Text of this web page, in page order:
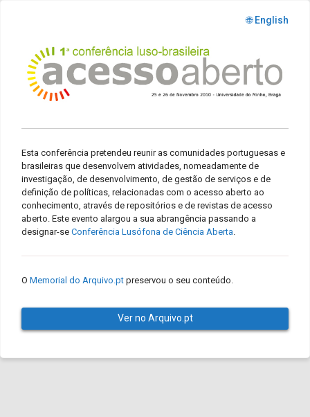
🌐 English
Esta conferência pretendeu reunir as comunidades portuguesas e
brasileiras que desenvolvem atividades, nomeadamente de
investigação, de desenvolvimento, de gestão de serviços e de
definição de políticas, relacionadas com o acesso aberto ao
conhecimento, através de repositórios e de revistas de acesso
aberto. Este evento alargou a sua abrangência passando a
designar-se Conferência Lusófona de Ciência Aberta
O Memorial do Arquivo.pt preservou o seu conteúdo.
Ver no Arquivo.pt